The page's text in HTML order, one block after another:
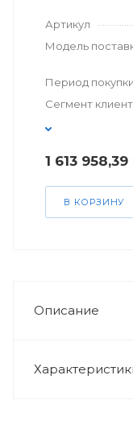
Артикул
Модель
Период покупки
Сегмент
1 613 958,39
В КОРЗИНУ
Описание